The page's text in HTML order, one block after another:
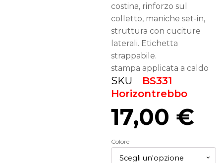
costina, rinforzo sul
colletto, maniche set-in,
struttura con cuciture
laterali. Etichetta
strappabile.
stampa applicata a caldo
SKU BS331
Horizontrebbo
17,00 €
Colore